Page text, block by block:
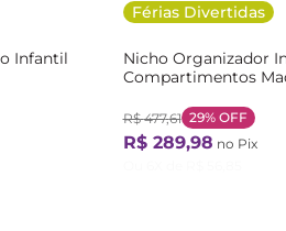
Infantil
Férias Divertidas
Nicho Organizador
Compartimentos
R$ 477,61 29%OFF
R$ 289,98 no Pix